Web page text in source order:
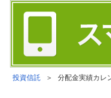
投資信託 ＞ 分配金実績カレ